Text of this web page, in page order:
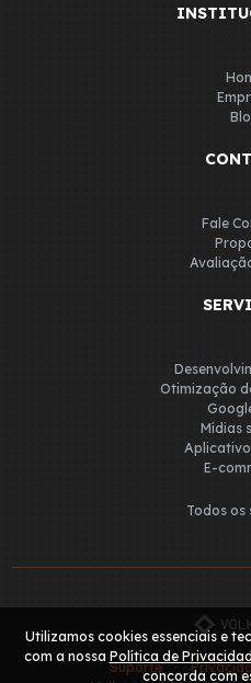
Fale
Otimização
Mídias
E-
Todos os
Suporte
Utilizamos cookies essenciais e
com a nossa Política de
concorda com